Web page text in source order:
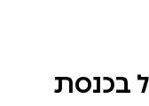
בכנסת